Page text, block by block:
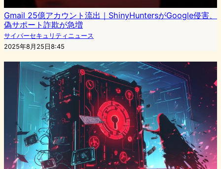
Gmail 25億アカウント流出｜ShinyHuntersがGoogle侵害、
偽サポート詐欺が急増
サイバーセキュリティニュース
2025年8月25日8:45